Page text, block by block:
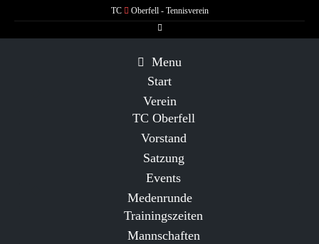
TC Oberfell- Tennisverein
Menu
Start
Verein
TC Oberfell
Vorstand
Satzung
Events
Medenrunde
Trainingszeiten
Mannschaften